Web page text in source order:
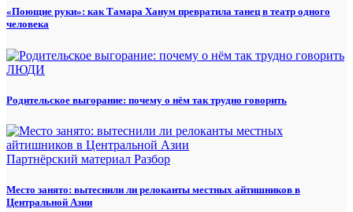
«Поющие руки»: как Тамара Ханум превратила танец в театр одного
человека
ЛЮДИ
Родительское выгорание: почему о нём так трудно говорить
Партнёрский материал Разбор
Место занято: вытеснили ли релоканты местных айтишников в
Центральной Азии